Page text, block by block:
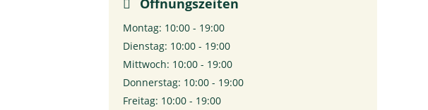
Öffnungszeiten
Montag: 10:00 - 19:00
Dienstag: 10:00 - 19:00
Mittwoch: 10:00 - 19:00
Donnerstag: 10:00 - 19:00
Freitag: 10:00 - 19:00